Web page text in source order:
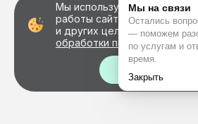
Мы используем файлы
работы сайта,
и других целей,
обработки персональных